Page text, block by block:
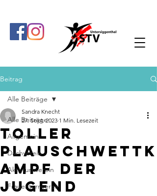
Beitrag
Alle Beiträge
Allgemein
Dachverein
Aktivturnverein
Frauenturnverein
Alle Beiträge
Toller
Plauschwettk
ampf der
Jugend
Sandra Knecht
27. Sept. 2023 1 Min. Lesezeit